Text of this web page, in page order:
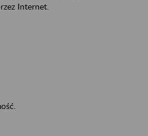
Internet.